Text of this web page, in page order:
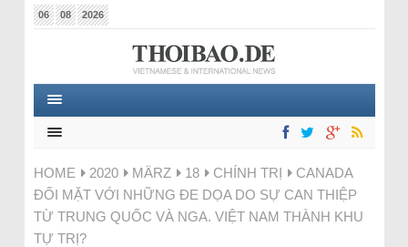
06 08 2026
HOME 2020 MÄRZ 18 CHÍNH TRỊ
CANADA
ĐỐI MẶT VỚI NHỮNG ĐE DỌA DO SỰ CAN THIỆP
TỪ TRUNG QUỐC VÀ NGA. VIỆT NAM THÀNH KHU
TỰ TRỊ?